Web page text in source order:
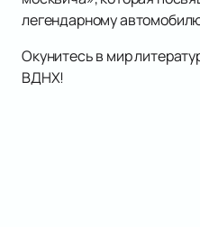
легендарному
Окунитесь в мир
ВДНХ!